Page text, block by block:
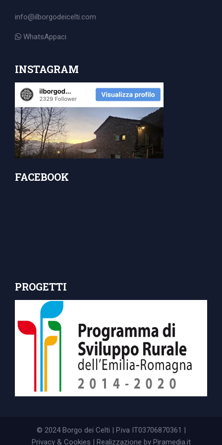
info@ilborgodeicelti.com
WhatsAppaci
INSTAGRAM
FACEBOOK
PROGETTI
© 2024 Borgo dei Celti | P.iva IT03706870361 |
Privacy & Cookies | Realizzazione by Piramedia.it